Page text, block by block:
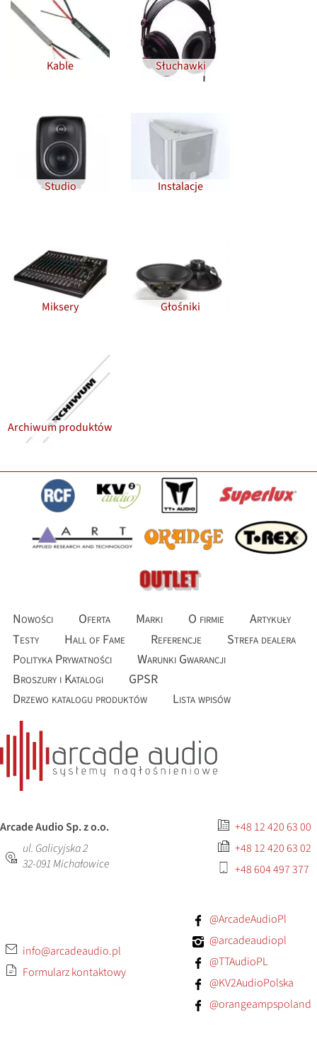
Kable Słuchawki
Studio Instalacje
Miksery Głośniki
Archiwum produktów
Nowości Oferta Marki O firmie
Artykuły
Testy
Hall of Fame Referencje
Strefa dealera
Polityka Prywatności
Warunki Gwarancji
Broszury i Katalogi
GPSR
Drzewo katalogu produktów
Lista wpisów
Arcade Audio Sp. z o.o.
ul. Galicyjska 2
32-091Michałowice
+48 12 420 63 00
+48 12 420 63 02
+48 604 497 377
info@arcadeaudio.pl
Formularz kontaktowy
@ArcadeAudioPl
@arcadeaudiopl
@TTAudioPL
@KV2AudioPolska
@orangeampspoland